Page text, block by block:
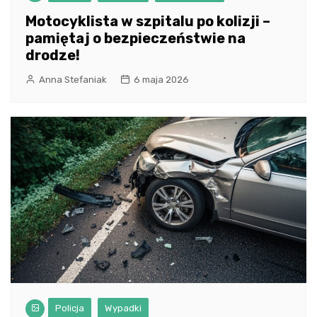
Motocyklista w szpitalu po kolizji –
pamiętaj o bezpieczeństwie na
drodze!
Anna Stefaniak 6 maja 2026
Policja Wypadki